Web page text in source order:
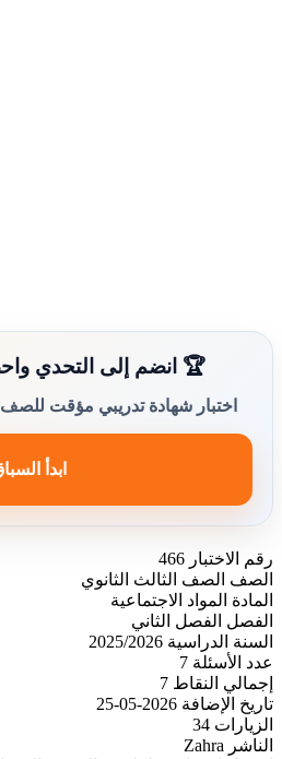
🏆 انضم إلى التحدي
اختبار شهادة تدريبي مؤقت
ابدأ
رقم الاختبار 466
الصف
الصف الثالث الثانوي
المادة
المواد الاجتماعية
الفصل
الفصل الثاني
السنة الدراسية 2025/2026
عدد الأسئلة 7
إجمالي النقاط 7
تاريخ الإضافة 2026-05-25
الزيارات 34
الناشر Zahra